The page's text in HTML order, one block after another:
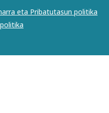
eta Pribatutasun politika